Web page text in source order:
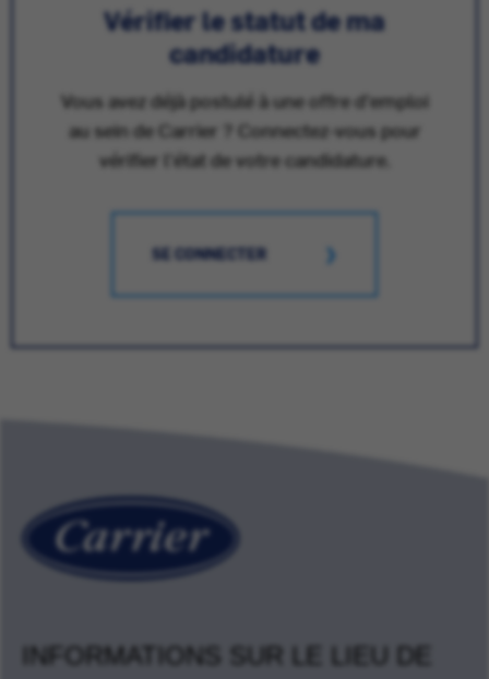
Vérifier le statut de ma
candidature
Vous avez déjà postulé à une offre d'emploi
au sein de Carrier ? Connectez-vous pour
vérifier l'état de votre candidature.
SE CONNECTER
INFORMATIONS SUR LE LIEU DE